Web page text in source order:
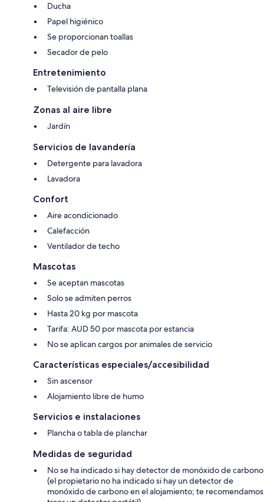
Ducha
Papel higiénico
Se proporcionan toallas
Secador de pelo
Entretenimiento
Televisión de pantalla plana
Zonas al aire libre
Jardín
Servicios de lavandería
Detergente para lavadora
Lavadora
Confort
Aire acondicionado
Calefacción
Ventilador de techo
Mascotas
Se aceptan mascotas
Solo se admiten perros
Hasta 20 kg por mascota
Tarifa: AUD 50 por mascota por estancia
No se aplican cargos por animales de servicio
Características especiales/accesibilidad
Sin ascensor
Alojamiento libre de humo
Servicios e instalaciones
Plancha o tabla de planchar
Medidas de seguridad
No se ha indicado si hay detector de monóxido de carbono
(el propietario no ha indicado si hay un detector de
monóxido de carbono en el alojamiento; te recomendamos